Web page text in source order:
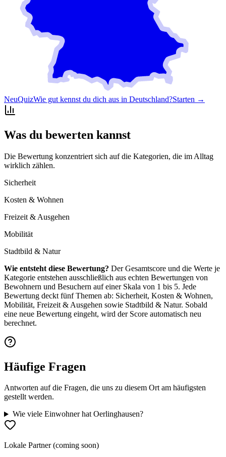
NeuQuizWie gut kennst du dich aus in Deutschland?Starten →
Was du bewerten kannst
Die Bewertung konzentriert sich auf die Kategorien, die im Alltag
wirklich zählen.
Sicherheit
Kosten & Wohnen
Freizeit & Ausgehen
Mobilität
Stadtbild & Natur
Wie entsteht diese Bewertung? Der Gesamtscore und die Werte je
Kategorie entstehen ausschließlich aus echten Bewertungen von
Bewohnern und Besuchern auf einer Skala von 1 bis 5. Jede
Bewertung deckt fünf Themen ab: Sicherheit, Kosten & Wohnen,
Mobilität, Freizeit & Ausgehen sowie Stadtbild & Natur. Sobald
eine neue Bewertung eingeht, wird der Score automatisch neu
berechnet.
Häufige Fragen
Antworten auf die Fragen, die uns zu diesem Ort am häufigsten
gestellt werden.
Wie viele Einwohner hat Oerlinghausen?
Lokale Partner (coming soon)